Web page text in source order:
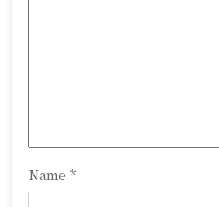
n
Name *